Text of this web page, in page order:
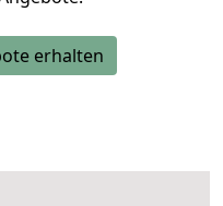
erhalten